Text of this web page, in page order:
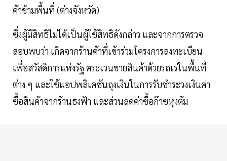
ค้าข้ามพื้นที่ (ต่างจังหวัด)
ซึ่งผู้มีสิทธิไม่ได้เป็นผู้ใช้สิทธิดังกล่าว และจากการตรวจ
สอบพบว่า เกิดจากร้านค้าที่เข้าร่วมโครงการลงทะเบียน
เพื่อสวัสดิการแห่งรัฐ ตระเวนขายสินค้าด้วยรถเร่ในพื้นที่
ต่าง ๆ และใช้แอปพลิเคชันถุงเงินในการรับชำระวงเงินค่า
ซื้อสินค้าจากร้านธงฟ้า และส่วนลดค่าซื้อก๊าซหุงต้ม